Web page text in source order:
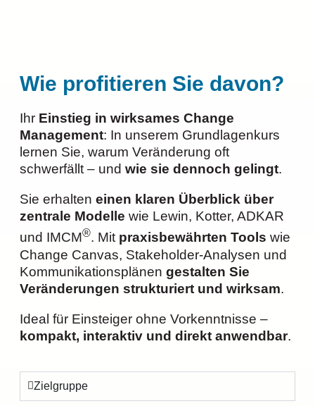
Wie profitieren Sie davon?
Ihr Einstieg in wirksames Change
Management: In unserem Grundlagenkurs
lernen Sie, warum Veränderung oft
schwerfällt – und wie sie dennoch gelingt.
Sie erhalten einen klaren Überblick über
zentrale Modelle wie Lewin, Kotter, ADKAR
und IMCM®. Mit praxisbewährten Tools wie
Change Canvas, Stakeholder-Analysen und
Kommunikationsplänen gestalten Sie
Veränderungen strukturiert und wirksam.
Ideal für Einsteiger ohne Vorkenntnisse –
kompakt, interaktiv und direkt anwendbar.
Zielgruppe